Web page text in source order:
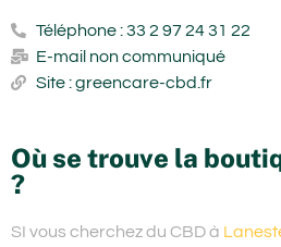
Téléphone : 33 2 97 24 31 22
E-mail non communiqué
Site : greencare-cbd.fr
Où se trouve la
?
SI vous cherchez du CBD à